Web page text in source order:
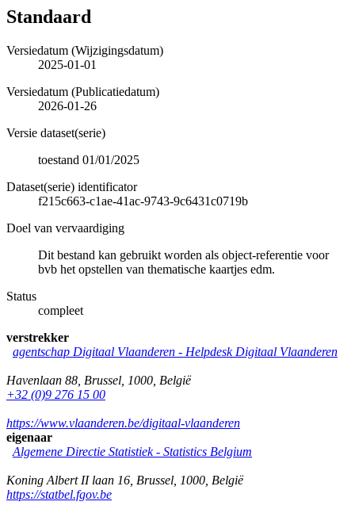
Standaard
Versiedatum (Wijzigingsdatum)
2025-01-01
Versiedatum (Publicatiedatum)
2026-01-26
Versie dataset(serie)
toestand 01/01/2025
Dataset(serie) identificator
f215c663-c1ae-41ac-9743-9c6431c0719b
Doel van vervaardiging
Dit bestand kan gebruikt worden als object-referentie voor
bvb het opstellen van thematische kaartjes edm.
Status
compleet
verstrekker
agentschap Digitaal Vlaanderen - Helpdesk Digitaal Vlaanderen
Havenlaan 88 Brussel 1000 België
+32 (0)9 276 15 00
https://www.vlaanderen.be/digitaal-vlaanderen
eigenaar
Algemene Directie Statistiek - Statistics Belgium
Koning Albert II laan 16 Brussel 1000 België
https://statbel.fgov.be